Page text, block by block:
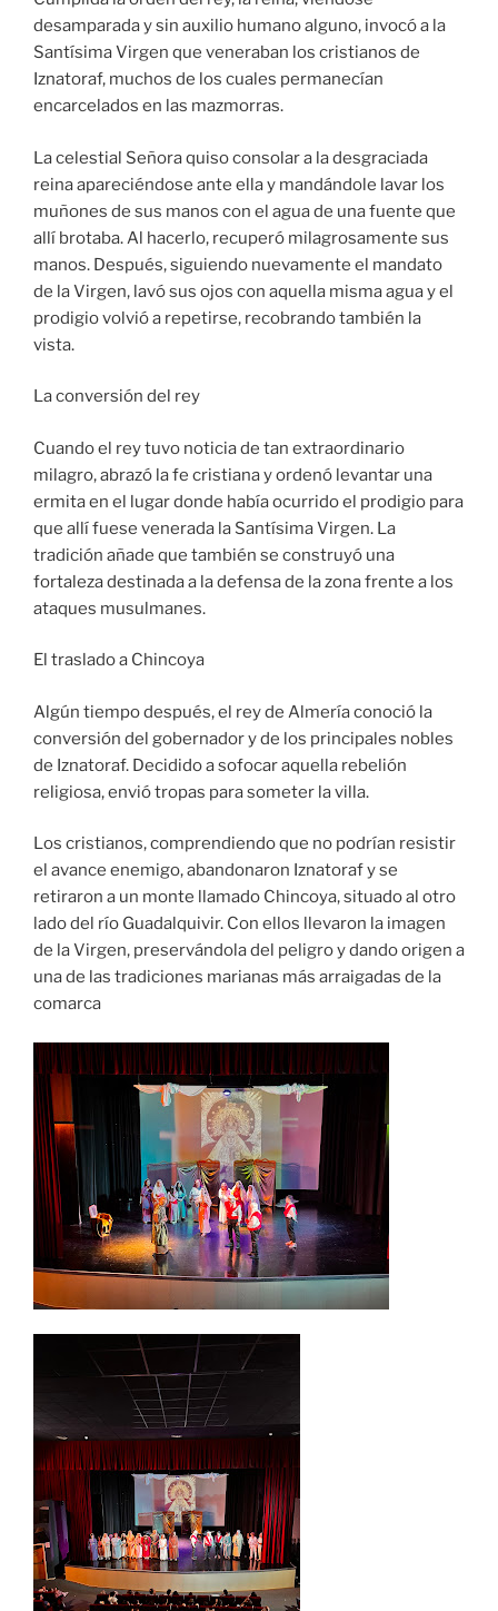
desamparada y sin auxilio humano alguno, invocó a la
Santísima Virgen que veneraban los cristianos de
Iznatoraf, muchos de los cuales permanecían
encarcelados en las mazmorras.
La celestial Señora quiso consolar a la desgraciada
reina apareciéndose ante ella y mandándole lavar los
muñones de sus manos con el agua de una fuente que
allí brotaba. Al hacerlo, recuperó milagrosamente sus
manos. Después, siguiendo nuevamente el mandato
de la Virgen, lavó sus ojos con aquella misma agua y el
prodigio volvió a repetirse, recobrando también la
vista.
La conversión del rey
Cuando el rey tuvo noticia de tan extraordinario
milagro, abrazó la fe cristiana y ordenó levantar una
ermita en el lugar donde había ocurrido el prodigio para
que allí fuese venerada la Santísima Virgen. La
tradición añade que también se construyó una
fortaleza destinada a la defensa de la zona frente a los
ataques musulmanes.
El traslado a Chincoya
Algún tiempo después, el rey de Almería conoció la
conversión del gobernador y de los principales nobles
de Iznatoraf. Decidido a sofocar aquella rebelión
religiosa, envió tropas para someter la villa.
Los cristianos, comprendiendo que no podrían resistir
el avance enemigo, abandonaron Iznatoraf y se
retiraron a un monte llamado Chincoya, situado al otro
lado del río Guadalquivir. Con ellos llevaron la imagen
de la Virgen, preservándola del peligro y dando origen a
una de las tradiciones marianas más arraigadas de la
comarca